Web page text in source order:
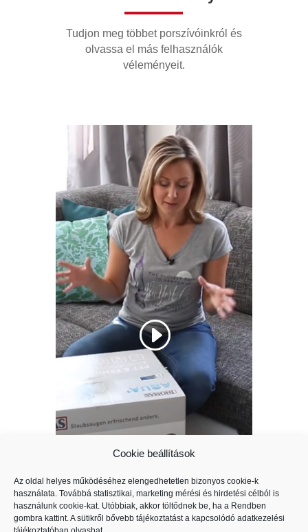
Cookie beállítások
Az oldal helyes működéséhez elengedhetetlen bizonyos cookie-k
használata. Továbbá statisztikai, marketing mérési és hirdetési célból is
használunk cookie-kat. Utóbbiak, akkor töltődnek be, ha a Rendben
gombra kattint. A sütikről bővebb tájékoztatást a kapcsolódó adatkezelési
Tudjon meg többet porszívóinkról és
olvassa el más felhasználók
véleményeit.
A tartalom megtekintéséhez fogadja el a
Non Necessarysütiket.